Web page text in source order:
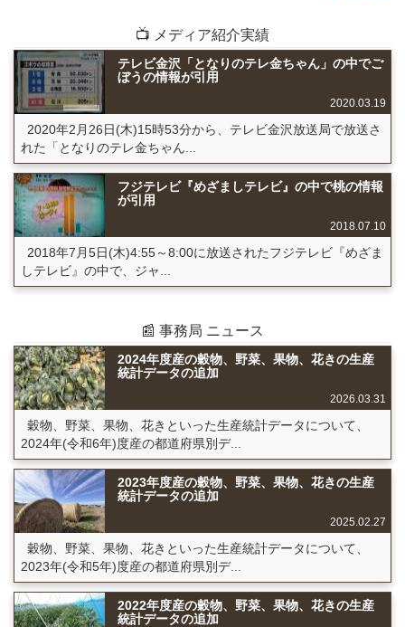
📺 メディア紹介実績
テレビ金沢「となりのテレ金ちゃん」の中でご
ぼうの情報が引用
2020.03.19
2020年2月26日(木)15時53分から、テレビ金沢放送局で放送さ
れた「となりのテレ金ちゃん...
フジテレビ『めざましテレビ』の中で桃の情報
が引用
2018.07.10
2018年7月5日(木)4:55～8:00に放送されたフジテレビ『めざま
しテレビ』の中で、ジャ...
📰 事務局 ニュース
2024年度産の穀物、野菜、果物、花きの生産
統計データの追加
2026.03.31
穀物、野菜、果物、花きといった生産統計データについて、
2024年(令和6年)度産の都道府県別デ...
2023年度産の穀物、野菜、果物、花きの生産
統計データの追加
2025.02.27
穀物、野菜、果物、花きといった生産統計データについて、
2023年(令和5年)度産の都道府県別デ...
2022年度産の穀物、野菜、果物、花きの生産
統計データの追加